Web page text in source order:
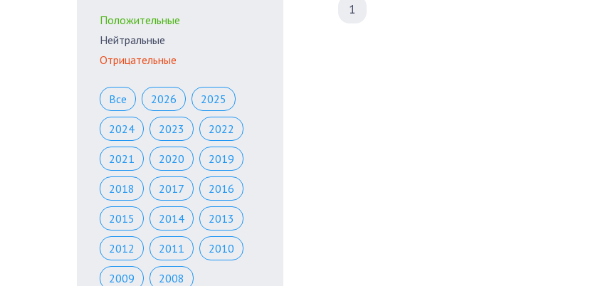
1
Положительные
Нейтральные
Отрицательные
Все 2026 2025
2024 2023 2022
2021 2020 2019
2018 2017 2016
2015 2014 2013
2012 2011 2010
2009 2008